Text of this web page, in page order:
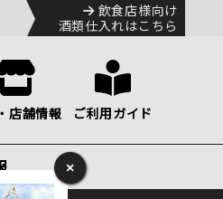
飲食店様向け
酒類仕入れはこちら
店舗情報 ご利用ガイド
×